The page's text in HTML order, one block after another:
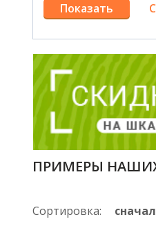
ПРИМЕРЫ
Сортировка: